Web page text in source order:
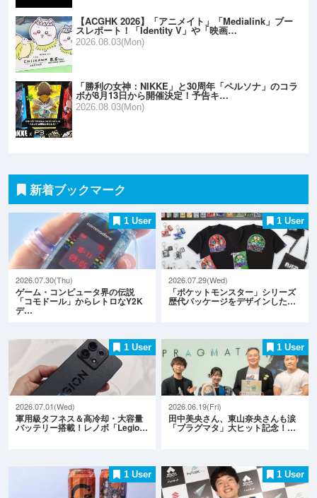
【ACGHK 2026】「アニメイト」「Medialink」ブー
スレポート！「Identity V」や「映画…
2026.08.03(Mon)
「勝利の女神：NIKKE」と30周年「ペルソナ」のコラ
ボが8月13日から開催決定！予告キ…
2026.08.03(Mon)
新着ブックマーク
1 User
2026.07.30(Thu)
ゲーム・コンピュータ界の伝説
「コモドール」からレトロなY2K
デ…
1 User
2026.07.29(Wed)
「ポケットモンスター」シリーズ
歴代パッケージをデザインした…
1 User
2026.07.01(Wed)
軍用級タフネス＆高冷却・大容量
バッテリー搭載！レノボ「Legio…
1 User
2026.06.19(Fri)
田中美央さん、東山奈央さんも涙
「プラグマタ」大ヒット記念！…
1 User 1 User